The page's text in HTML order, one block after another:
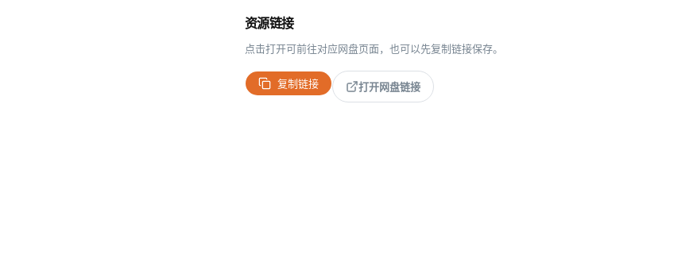
资源链接
点击打开可前往对应网盘页面，也可以先复制链接保存。
复制链接 打开网盘链接